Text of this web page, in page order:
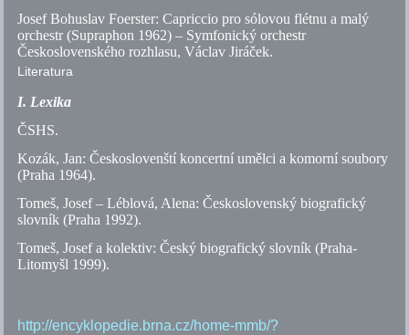
Josef Bohuslav Foerster: Capriccio pro sólovou flétnu a malý
orchestr (Supraphon 1962) – Symfonický orchestr
Československého rozhlasu, Václav Jiráček.
Literatura
I. Lexika
ČSHS.
Kozák, Jan: Českoslovenští koncertní umělci a komorní soubory
(Praha 1964).
Tomeš, Josef – Léblová, Alena: Československý biografický
slovník (Praha 1992).
Tomeš, Josef a kolektiv: Český biografický slovník (Praha-
Litomyšl 1999).
http://encyklopedie.brna.cz/home-mmb/?